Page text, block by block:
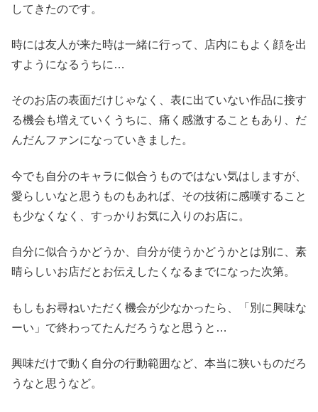
してきたのです。
時には友人が来た時は一緒に行って、店内にもよく顔を出
すようになるうちに…
そのお店の表面だけじゃなく、表に出ていない作品に接す
る機会も増えていくうちに、痛く感激することもあり、だ
んだんファンになっていきました。
今でも自分のキャラに似合うものではない気はしますが、
愛らしいなと思うものもあれば、その技術に感嘆すること
も少なくなく、すっかりお気に入りのお店に。
自分に似合うかどうか、自分が使うかどうかとは別に、素
晴らしいお店だとお伝えしたくなるまでになった次第。
もしもお尋ねいただく機会が少なかったら、「別に興味な
ーい」で終わってたんだろうなと思うと…
興味だけで動く自分の行動範囲など、本当に狭いものだろ
うなと思うなど。